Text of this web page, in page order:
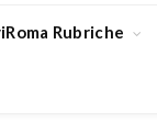
Rubriche